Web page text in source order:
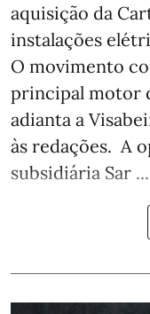
aquisição da
instalações
O movimento
principal motor
adianta a
às redações. A
subsidiária Sar ...